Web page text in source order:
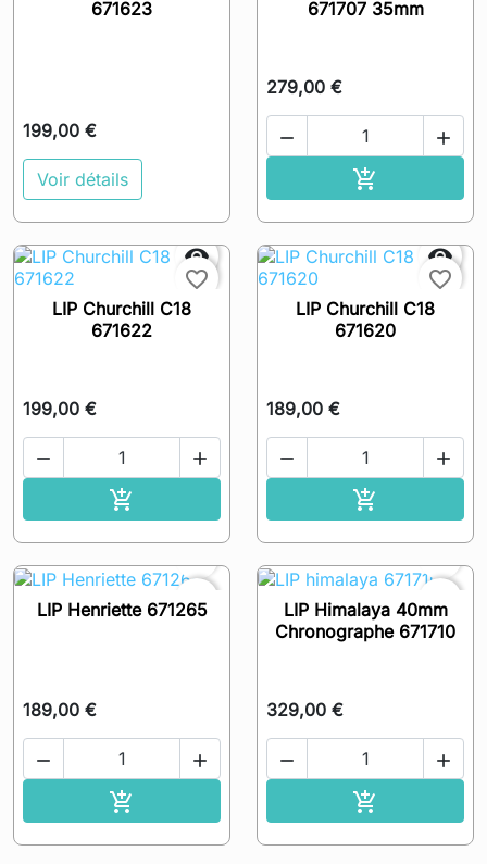
671623
199,00 €
Voir détails
671707 35mm
279,00 €
 


favorite_border
LIP Churchill C18
671622
199,00 €
 


favorite_border
LIP Churchill C18
671620
189,00 €
 

favorite_border
LIP Henriette 671265
189,00 €
 

favorite_border
LIP Himalaya 40mm
Chronographe 671710
329,00 €
 
